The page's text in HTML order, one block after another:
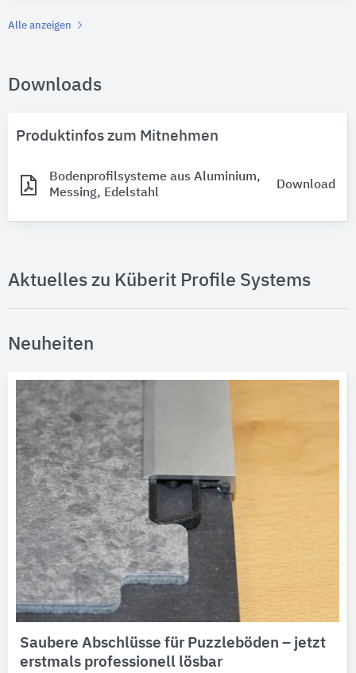
Alle anzeigen
Downloads
Produktinfos zum Mitnehmen
Bodenprofilsysteme aus Aluminium,
Messing, Edelstahl
Download
Aktuelles zu Küberit Profile Systems
Neuheiten
Saubere Abschlüsse für Puzzleböden – jetzt
erstmals professionell lösbar